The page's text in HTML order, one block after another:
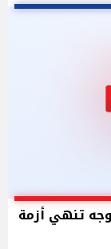
تنهي أزمة